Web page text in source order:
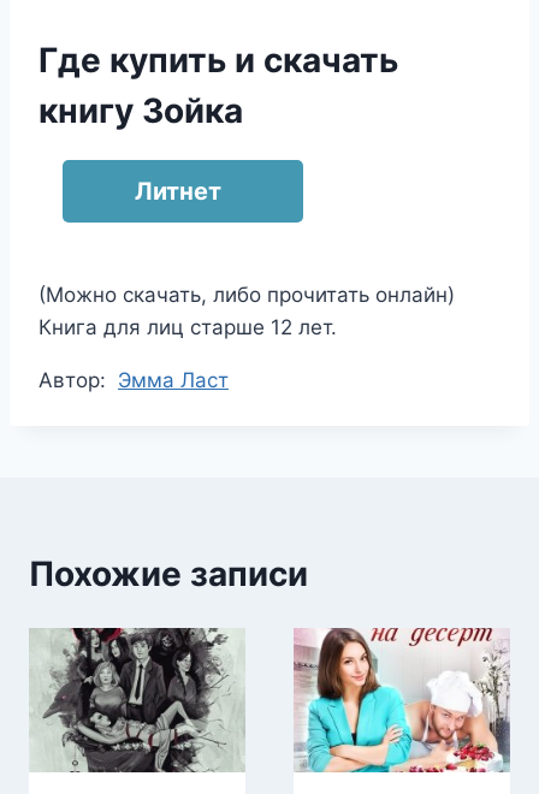
Где купить и скачать
книгу Зойка
Литнет
(Можно скачать, либо прочитать онлайн)
Книга для лиц старше 12 лет.
Метки
Автор: Эмма Ласт
Похожие записи